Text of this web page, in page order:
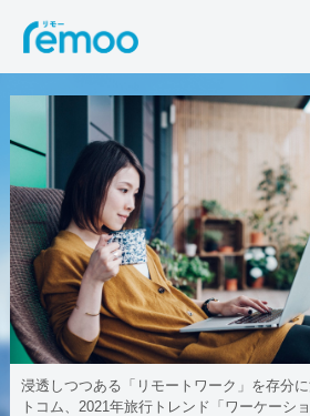
浸透しつつある「リモートワーク」を存分に
トコム、2021年旅行トレンド「ワーケーショ